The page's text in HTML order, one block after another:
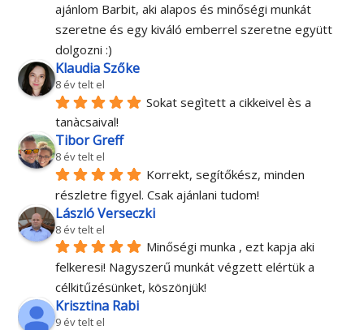
ajánlom Barbit, aki alapos és minőségi munkát
szeretne és egy kiváló emberrel szeretne együtt
dolgozni :)
Klaudia Szőke
8 év telt el
Sokat segìtett a cikkeivel ès a
tanàcsaival!
Tibor Greff
8 év telt el
Korrekt, segítőkész, minden
részletre figyel. Csak ajánlani tudom!
László Verseczki
8 év telt el
Minőségi munka , ezt kapja aki
felkeresi! Nagyszerű munkát végzett elértük a
célkitűzésünket, köszönjük!
Krisztina Rabi
9 év telt el